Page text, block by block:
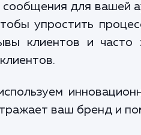
для вашей
упростить
клиентов и
ваш бренд и